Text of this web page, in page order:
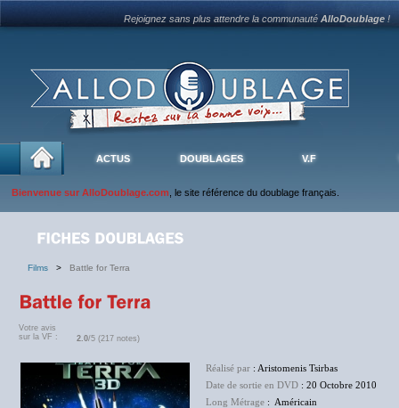
Rejoignez sans plus attendre la communautéAlloDoublage !
ACTUS DOUBLAGES V.F
Bienvenue sur AlloDoublage.com , le site référence du doublage français.
Films > Battle for Terra
Votre avis
sur la VF :
2.0/5 (217 notes)
Réalisé par : Aristomenis Tsirbas
Date de sortie en DVD : 20 Octobre 2010
Long Métrage : Américain